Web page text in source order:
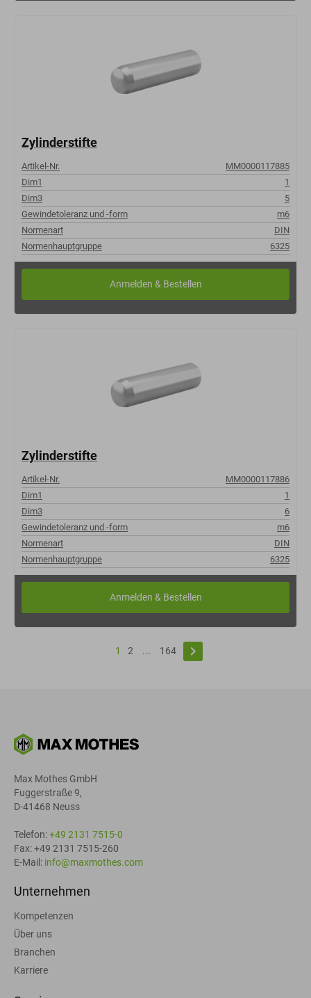
Zylinderstifte
Artikel-Nr.
MM0000117885
Dim1
1
Dim3
5
Gewindetoleranz und -form
m6
Normenart
DIN
Normenhauptgruppe
6325
Zylinderstifte
Artikel-Nr.
MM0000117886
Dim1
1
Dim3
6
Gewindetoleranz und -form
m6
Normenart
DIN
Normenhauptgruppe
6325
1 2 ... 164 keyboard_arrow_right
Max Mothes GmbH
Fuggerstraße 9,
D-41468 Neuss
Telefon:+49 2131 7515-0
Fax: +49 2131 7515-260
E-Mail: info@maxmothes.com
Unternehmen
Kompetenzen
Über uns
Branchen
Karriere